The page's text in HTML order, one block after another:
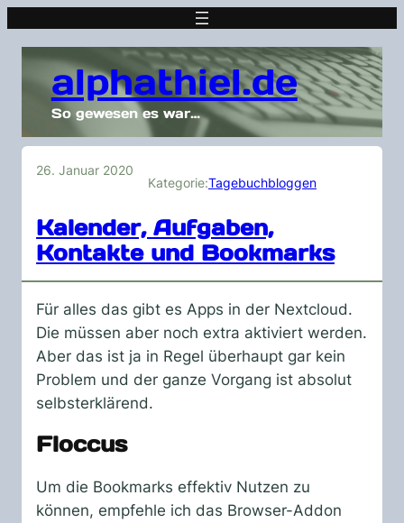
alphathiel.de
So gewesen es war…
26. Januar 2020
Kategorie:Tagebuchbloggen
Kalender, Aufgaben,
Kontakte und Bookmarks
Für alles das gibt es Apps in der Nextcloud.
Die müssen aber noch extra aktiviert werden.
Aber das ist ja in Regel überhaupt gar kein
Problem und der ganze Vorgang ist absolut
selbsterklärend.
Floccus
Um die Bookmarks effektiv Nutzen zu
können, empfehle ich das Browser-Addon